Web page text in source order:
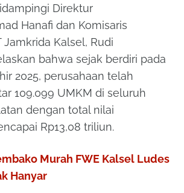
Direktur
Hanafi dan Komisaris
Jamkrida Kalsel, Rudi
bahwa sejak berdiri pada
2025, perusahaan telah
109.099 UMKM di seluruh
dengan total nilai
Rp13,08 triliun.
Murah FWE Kalsel Ludes
Hanyar